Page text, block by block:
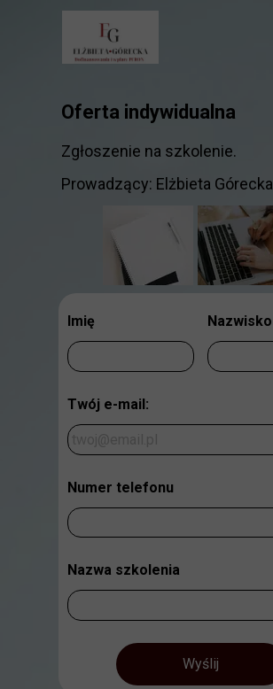
Zgłoszenie na szkolenie.
Prowadzący: Elżbieta Górecka
Oferta indywidualna
Imię Nazwisko
Twój e-mail:
Numer telefonu
Nazwa szkolenia
Wyślij